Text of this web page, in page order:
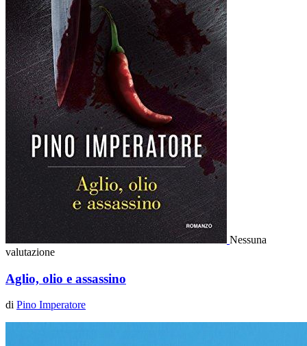
Nessuna
valutazione
Aglio, olio e assassino
di Pino Imperatore